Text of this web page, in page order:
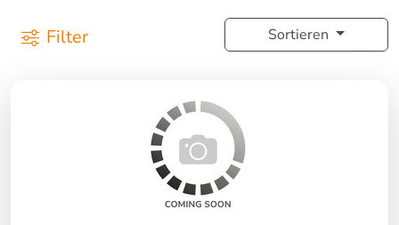
Filter Sortieren